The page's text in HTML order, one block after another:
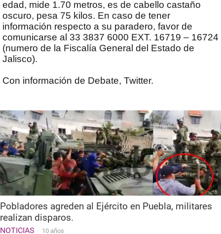
edad, mide 1.70 metros, es de cabello castaño
oscuro, pesa 75 kilos. En caso de tener
información respecto a su paradero, favor de
comunicarse al 33 3837 6000 EXT. 16719 – 16724
(numero de la Fiscalía General del Estado de
Jalisco).
Con información de Debate, Twitter.
Pobladores agreden al Ejército en Puebla, militares
realizan disparos.
NOTICIAS 10 años